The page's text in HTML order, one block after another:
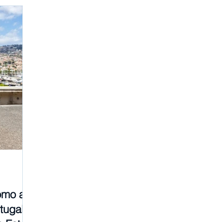
Investimento em Portugal
a
e